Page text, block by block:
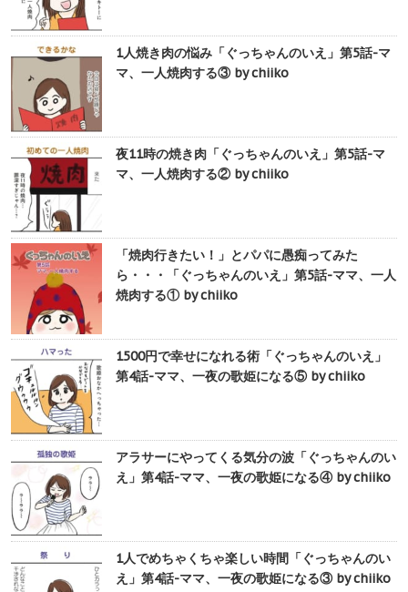
1人焼き肉の悩み「ぐっちゃんのいえ」第5話-マ
マ、一人焼肉する③ by chiiko
夜11時の焼き肉「ぐっちゃんのいえ」第5話-マ
マ、一人焼肉する② by chiiko
「焼肉行きたい！」とパパに愚痴ってみた
ら・・・「ぐっちゃんのいえ」第5話-ママ、一人
焼肉する① by chiiko
1500円で幸せになれる術「ぐっちゃんのいえ」
第4話-ママ、一夜の歌姫になる⑤ by chiiko
アラサーにやってくる気分の波「ぐっちゃんのい
え」第4話-ママ、一夜の歌姫になる④ by chiiko
1人でめちゃくちゃ楽しい時間「ぐっちゃんのい
え」第4話-ママ、一夜の歌姫になる③ by chiiko